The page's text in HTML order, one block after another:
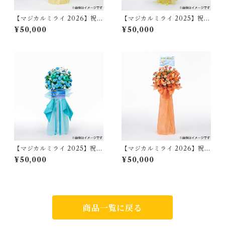
【マジカルミライ 2026】祝い
花/鏡音レン（大阪）
¥50,000
【マジカルミライ 2025】祝い
花/鏡音レン（大阪）
¥50,000
【マジカルミライ 2025】祝い
花/初音ミク（大阪）
¥50,000
【マジカルミライ 2026】祝い
花/鏡音リン（大阪）
¥50,000
商品一覧に戻る